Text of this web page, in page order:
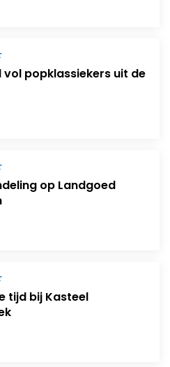
vol popklassiekers uit de
op Landgoed
tijd bij Kasteel